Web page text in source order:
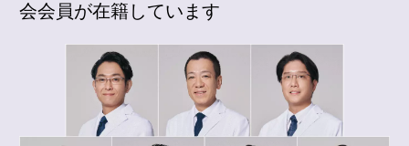
会会員が在籍しています